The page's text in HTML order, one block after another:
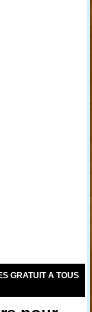
GRATUIT A TOUS